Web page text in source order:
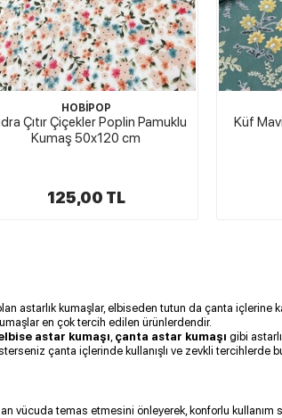
HOBİPOP
Çıtır Çiçekler Poplin Pamuklu
Kumaş 50x120 cm
125,00 TL
Küf
astarlık kumaşlar, elbiseden tutun da çanta
en çok tercih edilen ürünlerdendir.
astar kumaşı çanta astar kumaşı gibi
çanta içlerinde kullanışlı ve zevkli tercihlerde
vücuda temas etmesini önleyerek, konforlu